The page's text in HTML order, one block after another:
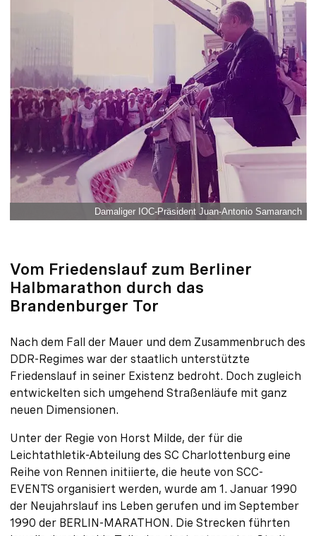
Damaliger IOC-Präsident Juan-Antonio Samaranch
Vom Friedenslauf zum Berliner
Halbmarathon durch das
Brandenburger Tor
Nach dem Fall der Mauer und dem Zusammenbruch des
DDR-Regimes war der staatlich unterstützte
Friedenslauf in seiner Existenz bedroht. Doch zugleich
entwickelten sich umgehend Straßenläufe mit ganz
neuen Dimensionen.
Unter der Regie von Horst Milde, der für die
Leichtathletik-Abteilung des SC Charlottenburg eine
Reihe von Rennen initiierte, die heute von SCC-
EVENTS organisiert werden, wurde am 1. Januar 1990
der Neujahrslauf ins Leben gerufen und im September
1990 der BERLIN-MARATHON. Die Strecken führten